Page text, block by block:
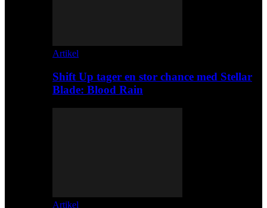
Artikel
Shift Up tager en stor chance med Stellar
Blade: Blood Rain
Artikel